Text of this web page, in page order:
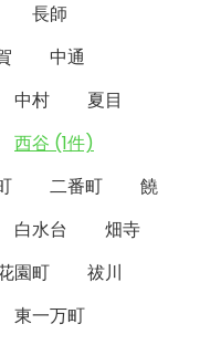
長師
中通
中村
夏目
西谷 (1件)
二番町
饒
白水台
畑寺
園町
祓川
東一万町